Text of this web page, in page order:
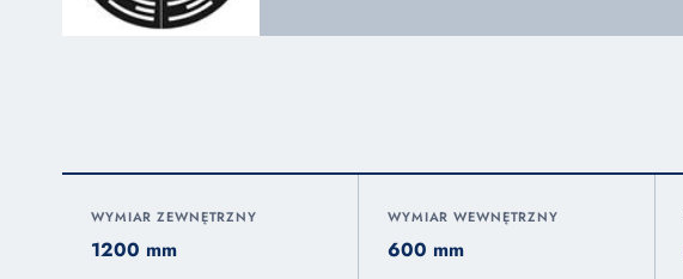
WYMIAR ZEWNĘTRZNY
1200 mm
WYMIAR WEWNĘTRZNY
600 mm